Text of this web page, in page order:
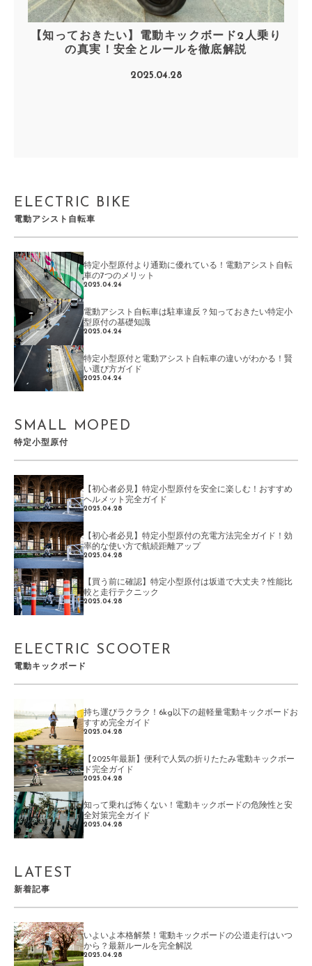
【知っておきたい】電動キックボード2人乗り
の真実！安全とルールを徹底解説
2025.04.28
ELECTRIC BIKE
電動アシスト自転車
特定小型原付より通勤に優れている！電動アシスト自転
車の7つのメリット
2025.04.24
電動アシスト自転車は駐車違反？知っておきたい特定小
型原付の基礎知識
2025.04.24
特定小型原付と電動アシスト自転車の違いがわかる！賢
い選び方ガイド
2025.04.24
SMALL MOPED
特定小型原付
【初心者必見】特定小型原付を安全に楽しむ！おすすめ
ヘルメット完全ガイド
2025.04.28
【初心者必見】特定小型原付の充電方法完全ガイド！効
率的な使い方で航続距離アップ
2025.04.28
【買う前に確認】特定小型原付は坂道で大丈夫？性能比
較と走行テクニック
2025.04.28
ELECTRIC SCOOTER
電動キックボード
持ち運びラクラク！6kg以下の超軽量電動キックボードお
すすめ完全ガイド
2025.04.28
【2025年最新】便利で人気の折りたたみ電動キックボー
ド完全ガイド
2025.04.28
知って乗れば怖くない！電動キックボードの危険性と安
全対策完全ガイド
2025.04.28
LATEST
新着記事
いよいよ本格解禁！電動キックボードの公道走行はいつ
から？最新ルールを完全解説
2025.04.28